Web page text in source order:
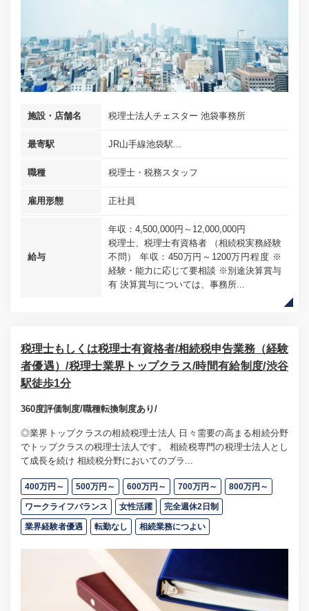
施設・店舗名 税理士法人チェスター 池袋事務所
最寄駅 JR山手線池袋駅...
職種 税理士・税務スタッフ
雇用形態 正社員
給与
年収：4,500,000円～12,000,000円
税理士、税理士有資格者 （相続税実務経験
不問） 年収：450万円～1200万円程度 ※
経験・能力に応じて要相談 ※別途決算賞与
有 決算賞与については、事務所...
税理士もしくは税理士有資格者/相続税申告業務（経験
者優遇）/税理士業界トップクラス/時間有給制度/渋谷
駅徒歩1分
360度評価制度/職種転換制度あり/
◎業界トップクラスの相続税理士法人 日々需要の高まる相続分野
でトップクラスの税理士法人です。 相続税専門の税理士法人とし
て成長を続け 相続税分野においてのブラ...
400万円～ 500万円～ 600万円～ 700万円～ 800万円～
ワークライフバランス 女性活躍 完全週休2日制
業界経験者優遇 転勤なし 相続業務につよい